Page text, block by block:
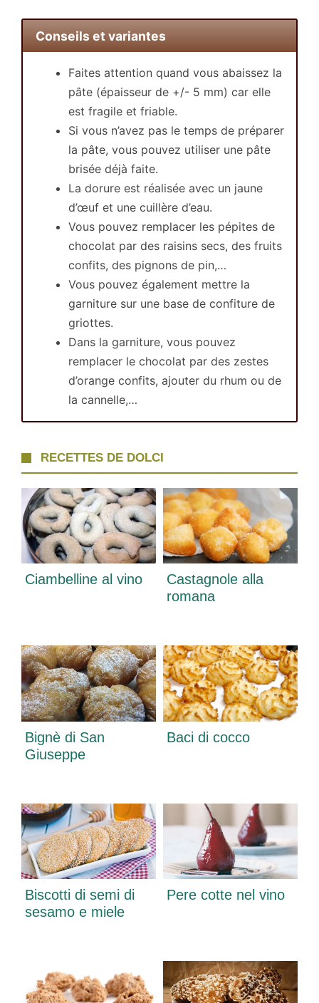
Conseils et variantes
Faites attention quand vous abaissez la
pâte (épaisseur de +/- 5 mm) car elle
est fragile et friable.
Si vous n’avez pas le temps de préparer
la pâte, vous pouvez utiliser une pâte
brisée déjà faite.
La dorure est réalisée avec un jaune
d’œuf et une cuillère d’eau.
Vous pouvez remplacer les pépites de
chocolat par des raisins secs, des fruits
confits, des pignons de pin,…
Vous pouvez également mettre la
garniture sur une base de confiture de
griottes.
Dans la garniture, vous pouvez
remplacer le chocolat par des zestes
d’orange confits, ajouter du rhum ou de
la cannelle,…
RECETTES DE DOLCI
Ciambelline al vino
Castagnole alla
romana
Bignè di San
Giuseppe
Baci di cocco
Biscotti di semi di
sesamo e miele
Pere cotte nel vino